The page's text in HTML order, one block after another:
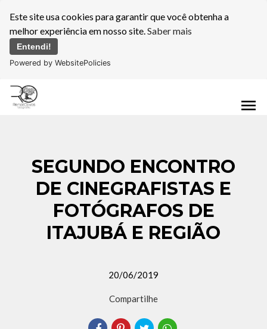
Este site usa cookies para garantir que você obtenha a
melhor experiência em nosso site.Saber mais
Entendi!
Powered by WebsitePolicies
menu
SEGUNDO ENCONTRO
DE CINEGRAFISTAS E
FOTÓGRAFOS DE
ITAJUBÁ E REGIÃO
20/06/2019
Compartilhe